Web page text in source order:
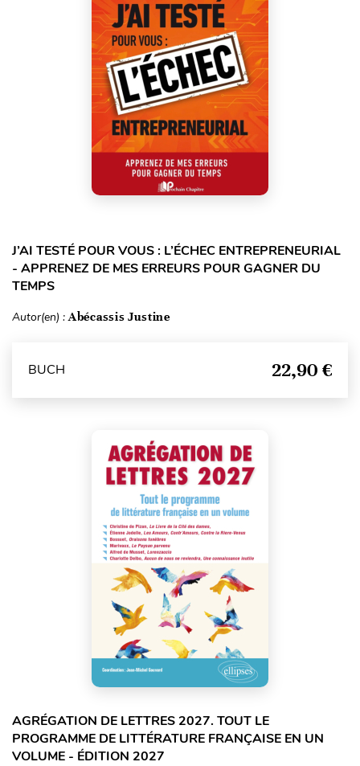
J’AI TESTÉ POUR VOUS : L’ÉCHEC ENTREPRENEURIAL
- APPRENEZ DE MES ERREURS POUR GAGNER DU
TEMPS
Autor(en) :Abécassis Justine
BUCH 22,90 €
AGRÉGATION DE LETTRES 2027. TOUT LE
PROGRAMME DE LITTÉRATURE FRANÇAISE EN UN
VOLUME - ÉDITION 2027